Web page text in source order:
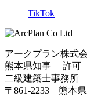
TikTok
アークプラン株式
熊本県知事 許可
二級建築士事務所
〒861-2233
熊本